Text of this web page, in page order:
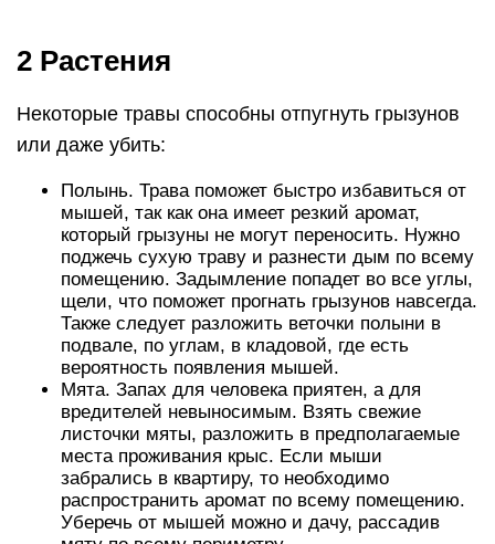
2 Растения
Некоторые травы способны отпугнуть грызунов
или даже убить:
Полынь. Трава поможет быстро избавиться от
мышей, так как она имеет резкий аромат,
который грызуны не могут переносить. Нужно
поджечь сухую траву и разнести дым по всему
помещению. Задымление попадет во все углы,
щели, что поможет прогнать грызунов навсегда.
Также следует разложить веточки полыни в
подвале, по углам, в кладовой, где есть
вероятность появления мышей.
Мята. Запах для человека приятен, а для
вредителей невыносимым. Взять свежие
листочки мяты, разложить в предполагаемые
места проживания крыс. Если мыши
забрались в квартиру, то необходимо
распространить аромат по всему помещению.
Уберечь от мышей можно и дачу, рассадив